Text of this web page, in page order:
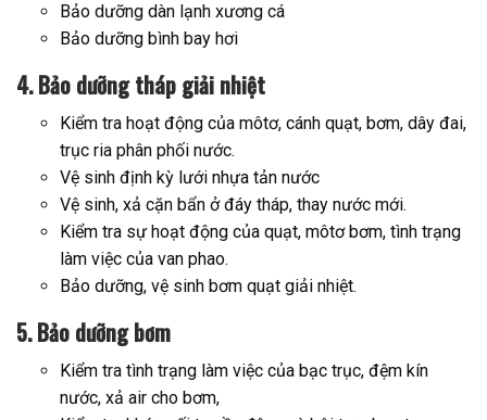
Bảo dưỡng dàn lạnh xương cá
Bảo dưỡng bình bay hơi
4. Bảo dưỡng tháp giải nhiệt
Kiểm tra hoạt động của môtơ, cánh quạt, bơm, dây đai,
trục ria phân phối nước.
Vệ sinh định kỳ lưới nhựa tản nước
Vệ sinh, xả cặn bẩn ở đáy tháp, thay nước mới.
Kiểm tra sự hoạt động của quạt, môtơ bơm, tình trạng
làm việc của van phao.
Bảo dưỡng, vệ sinh bơm quạt giải nhiệt.
5. Bảo dưỡng bơm
Kiểm tra tình trạng làm việc của bạc trục, đệm kín
nước, xả air cho bơm,